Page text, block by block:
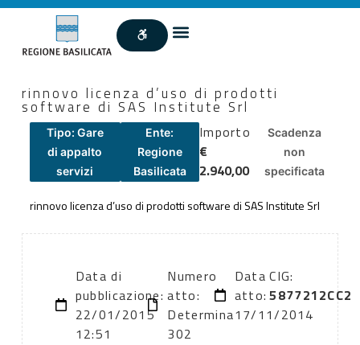
rinnovo licenza d’uso di prodotti
software di SAS Institute Srl
Tipo: Gare
di appalto
servizi
Ente:
Regione
Basilicata
Importo
€
2.940,00
Scadenza
non
specificata
rinnovo licenza d’uso di prodotti software di SAS Institute Srl
Data di
pubblicazione:
22/01/2015
12:51
Numero
atto:
Determina
302
Data
atto:
17/11/2014
CIG:
5877212CC2